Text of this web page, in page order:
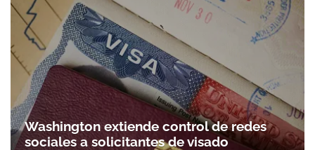
Washington extiende control de redes
sociales a solicitantes de visado